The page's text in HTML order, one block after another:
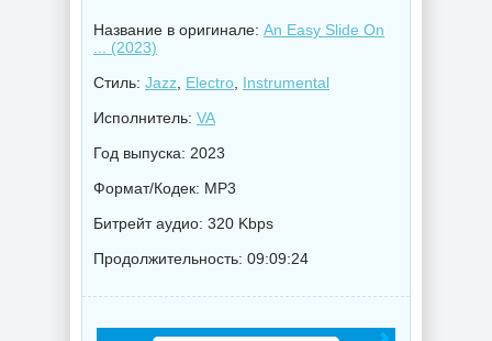
Название в оригинале: An Easy Slide On
... (2023)
Стиль: Jazz Electro Instrumental
Исполнитель: VA
Год выпуска: 2023
Формат/Кодек: MP3
Битрейт аудио: 320 Kbps
Продолжительность: 09:09:24